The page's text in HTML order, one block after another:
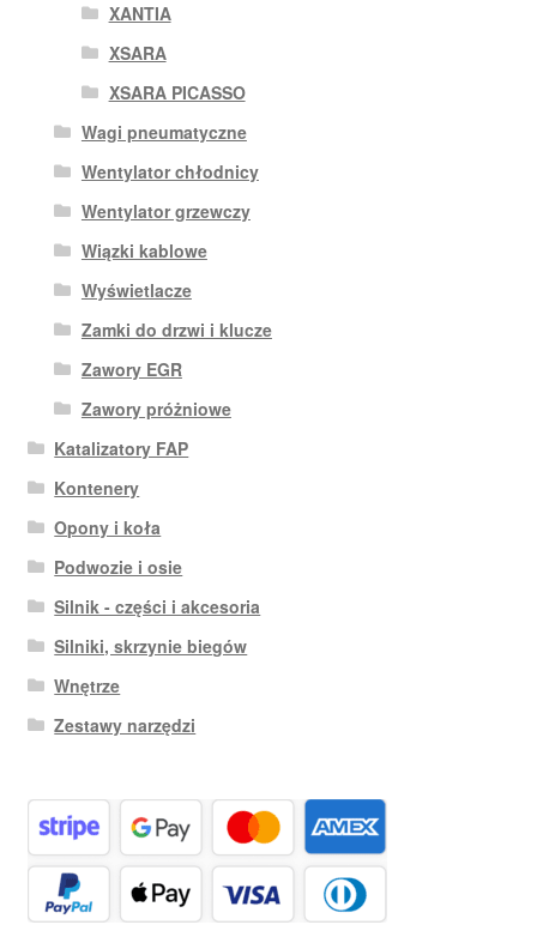
XANTIA
XSARA
XSARA PICASSO
Wagi pneumatyczne
Wentylator chłodnicy
Wentylator grzewczy
Wiązki kablowe
Wyświetlacze
Zamki do drzwi i klucze
Zawory EGR
Zawory próżniowe
Katalizatory FAP
Kontenery
Opony i koła
Podwozie i osie
Silnik - części i akcesoria
Silniki, skrzynie biegów
Wnętrze
Zestawy narzędzi